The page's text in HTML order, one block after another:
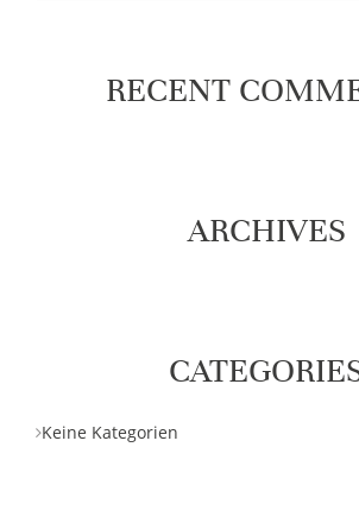
RECENT
ARCHIVES
Keine Kategorien